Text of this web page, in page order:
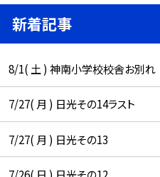
新着記事
8/1( 土 ) 神南小学校校舎お別れ
7/27( 月 ) 日光その14ラスト
7/27( 月 ) 日光その13